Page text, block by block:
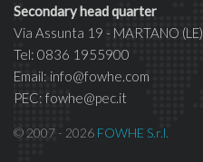
Secondary head quarter
Via Assunta 19 - MARTANO (LE)
Tel: 0836 1955900
Email: info@fowhe.com
PEC: fowhe@pec.it
© 2007 - 2026 FOWHE S.r.l.